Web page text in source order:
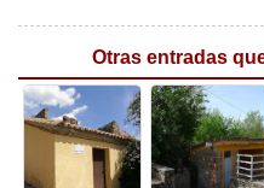
Otras entradas